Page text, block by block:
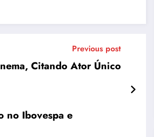
Previous post
Citando Ator Único
no Ibovespa e